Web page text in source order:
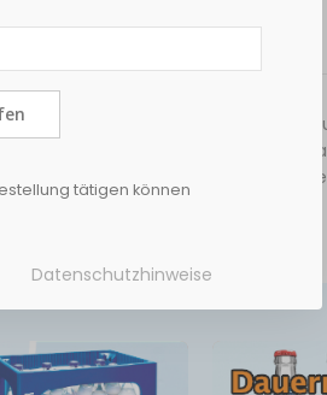
Brauprozesses wird unserem
speziellen Verfahren, der
volle Geschmack und das
tätigen können
Datenschutzhinweise